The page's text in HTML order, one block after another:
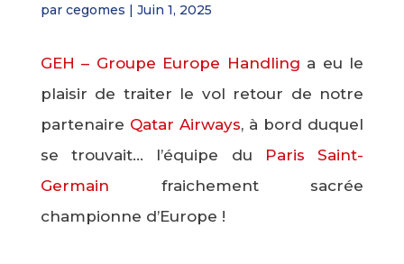
par cegomes | Juin 1, 2025
GEH – Groupe Europe Handling a eu le
plaisir de traiter le vol retour de notre
partenaire Qatar Airways, à bord duquel
se trouvait… l’équipe du
Paris Saint-
Germain
fraichement sacrée
championne d’Europe !